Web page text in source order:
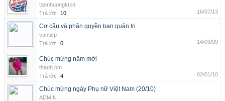
tannhuongktxd
Trả lời:
10 16/07/13
Cơ cấu và phân quyền ban quản trị
vantiep
Trả lời:
0 14/09/09
Chúc mừng năm mới
thanh.bm
Trả lời:
4 02/01/10
Chúc mừng ngày Phụ nữ Việt Nam (20/10)
ADMIN